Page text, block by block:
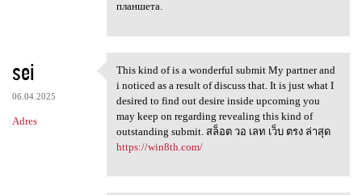
планшета.
sei
06.04.2025
Adres
This kind of is a wonderful
This kind of is a wonderful submit My partner and
i noticed as a result of discuss that. It is just what I
desired to find out desire inside upcoming you
may keep on regarding revealing this kind of
outstanding submit. สล็อต วอ เลท เว็บ ตรง ล่าสุด
https://win8th.com/